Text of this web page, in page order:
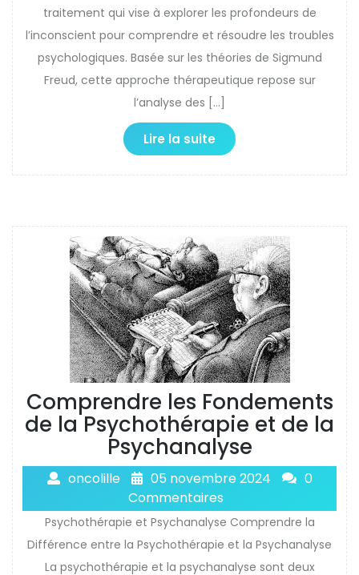
traitement qui vise à explorer les profondeurs de
l’inconscient pour comprendre et résoudre les troubles
psychologiques. Basée sur les théories de Sigmund
Freud, cette approche thérapeutique repose sur
l’analyse des […]
Lire la suite
Comprendre les Fondements
de la Psychothérapie et de la
Psychanalyse
oncolille 05 novembre 2024
0
Commentaires
Psychothérapie et Psychanalyse Comprendre la
Différence entre la Psychothérapie et la Psychanalyse
La psychothérapie et la psychanalyse sont deux